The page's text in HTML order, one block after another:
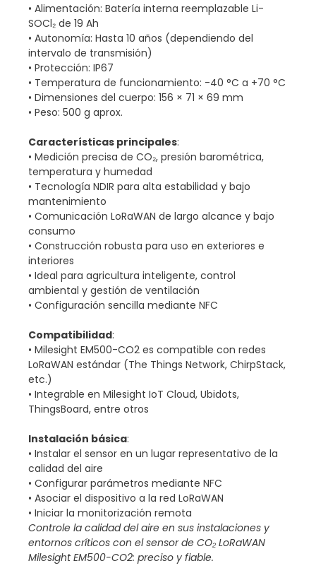
• Alimentación: Batería interna reemplazable Li-
SOCl₂ de 19 Ah
• Autonomía: Hasta 10 años (dependiendo del
intervalo de transmisión)
• Protección: IP67
• Temperatura de funcionamiento: -40 °C a +70 °C
• Dimensiones del cuerpo: 156 × 71 × 69 mm
• Peso: 500 g aprox.
Características principales:
• Medición precisa de CO₂, presión barométrica,
temperatura y humedad
• Tecnología NDIR para alta estabilidad y bajo
mantenimiento
• Comunicación LoRaWAN de largo alcance y bajo
consumo
• Construcción robusta para uso en exteriores e
interiores
• Ideal para agricultura inteligente, control
ambiental y gestión de ventilación
• Configuración sencilla mediante NFC
Compatibilidad:
• Milesight EM500-CO2 es compatible con redes
LoRaWAN estándar (The Things Network, ChirpStack,
etc.)
• Integrable en Milesight IoT Cloud, Ubidots,
ThingsBoard, entre otros
Instalación básica:
• Instalar el sensor en un lugar representativo de la
calidad del aire
• Configurar parámetros mediante NFC
• Asociar el dispositivo a la red LoRaWAN
• Iniciar la monitorización remota
Controle la calidad del aire en sus instalaciones y
entornos críticos con el sensor de CO₂ LoRaWAN
Milesight EM500-CO2: preciso y fiable.